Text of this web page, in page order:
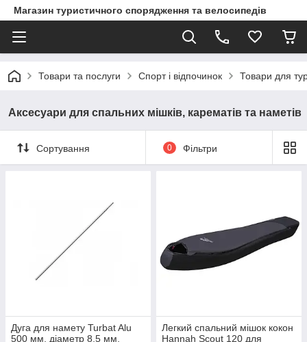
Магазин туристичного спорядження та велосипедів
Товари та послуги Спорт і відпочинок Товари для
Аксесуари для спальних мішків, карематів та наметів
Сортування 0 Фільтри
Дуга для намету Turbat Alu
500 мм, діаметр 8,5 мм,
Легкий спальний мішок кокон
Hannah Scout 120 для